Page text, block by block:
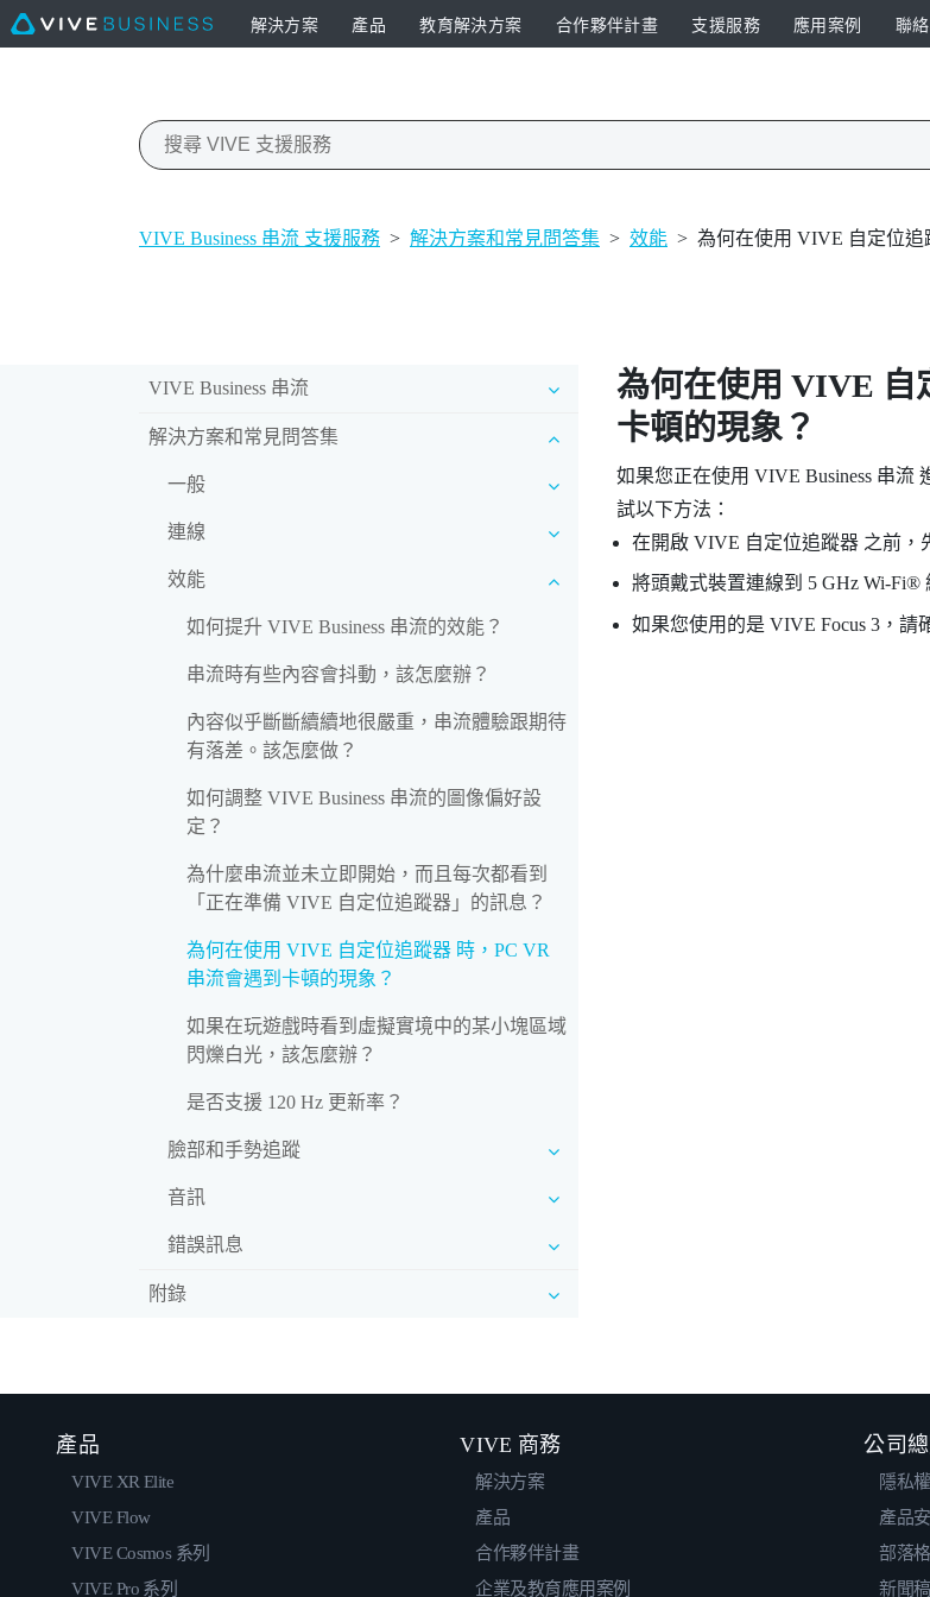
解決方案 產品 教育解決方案 合作夥伴計畫 支援服務 應用案例 聯
VIVE Business 串流 支援服務 > 解決方案和常見問答集 > 效能 > 為何在使用 VIVE 自定位追
VIVE Business 串流
解決方案和常見問答集
一般
連線
效能
如何提升 VIVE Business 串流的效能？
串流時有些內容會抖動，該怎麼辦？
內容似乎斷斷續續地很嚴重，串流體驗跟期待
有落差。該怎麼做？
如何調整 VIVE Business 串流的圖像偏好設
定？
為什麼串流並未立即開始，而且每次都看到
「正在準備 VIVE 自定位追蹤器」的訊息？
為何在使用 VIVE 自定位追蹤器 時，PC VR
串流會遇到卡頓的現象？
如果在玩遊戲時看到虛擬實境中的某小塊區域
閃爍白光，該怎麼辦？
是否支援 120 Hz 更新率？
臉部和手勢追蹤
音訊
錯誤訊息
附錄
為何在使用 VIVE 自
卡頓的現象？
如果您正在使用 VIVE Business 串流
試以下方法：
在開啟 VIVE 自定位追蹤器之前，
將頭戴式裝置連線到 5 GHz Wi‍-Fi®
如果您使用的是 VIVE Focus 3，請
產品
VIVE XR Elite
VIVE Flow
VIVE Cosmos 系列
VIVE Pro 系列
VIVE 商務
解決方案
產品
合作夥伴計畫
企業及教育應用案例
公司
隱私
產品
部落格
新聞稿